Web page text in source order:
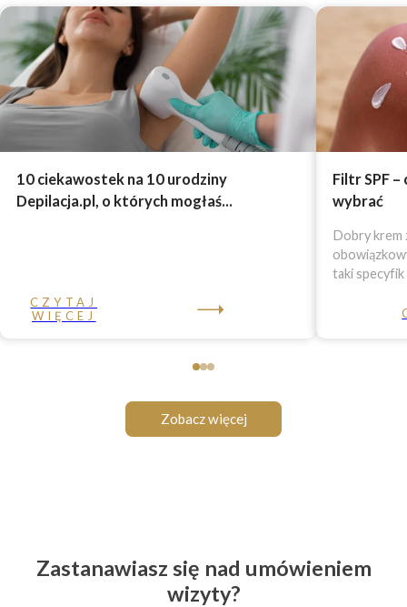
10 ciekawostek na 10 urodziny
Depilacja.pl, o których mogłaś...
CZYTAJ
WIĘCEJ
Filtr SPF
wybrać
Dobry krem
taki specyfik
Zobacz więcej
Zastanawiasz się nad umówieniem
wizyty?